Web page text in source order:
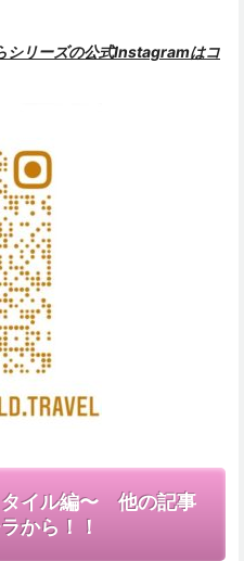
シリーズの公式Instagramはコ
イル編〜 他の記事
から！！